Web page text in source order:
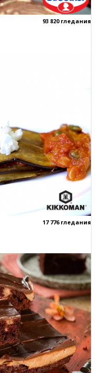
93 820 гледания
17 776 гледания